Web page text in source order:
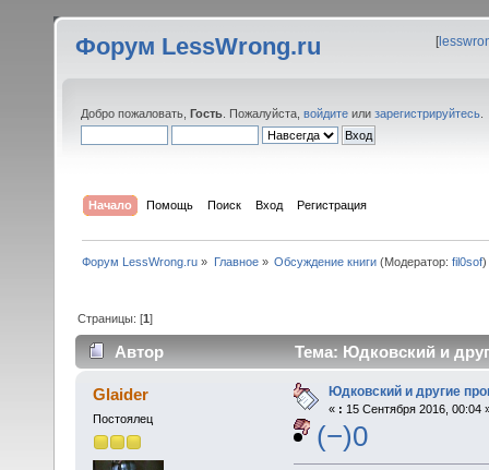
Форум LessWrong.ru [
Добро пожаловать, Гость . Пожалуйста, войдите или зарегистрируйтесь
Начало Помощь Поиск Вход Регистрация
Форум LessWrong.ru » Главное» Обсуждение книги(Модератор: fil0sof)
Страницы: [1]
Автор Тема: Юдковский и
Glaider
Постоялец
Юдковский и другие
« : 15 Сентября 2016, 00:04
(−)0